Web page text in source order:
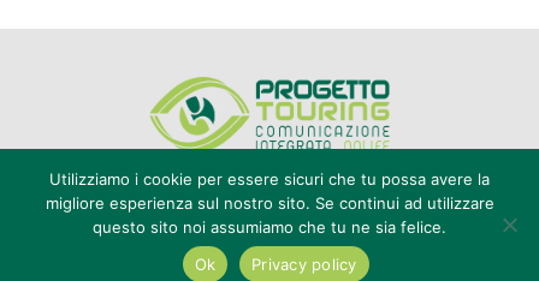
Editore Progetto Touring srl - iscrizione al ROC n°20616 - P.IVA e CF
02636800803 - Reg. Tribunale Reggio Calabria n° 04/1976 -
redazione@touring104.it
Utilizziamo i cookie per essere sicuri che tu possa avere la
migliore esperienza sul nostro sito. Se continui ad utilizzare
questo sito noi assumiamo che tu ne sia felice.
Ok
Privacy policy